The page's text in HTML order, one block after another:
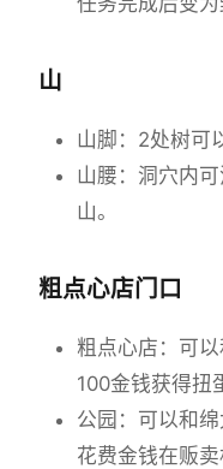
山
山脚：2处树可
山腰：洞穴内
山。
粗点心店门口
粗点心店：可
100金钱获得扭
公园：可以和
花费金钱在贩